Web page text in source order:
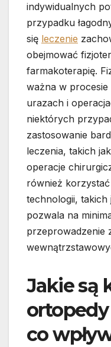
indywidualnych
przypadku
się leczenie
obejmować
farmakoterapię.
ważna w
urazach i
niektórych
zastosowanie
leczenia, takich
operacje
również
technologii,
pozwala na
przeprowadzenie
Jakie są
ortopedy
co